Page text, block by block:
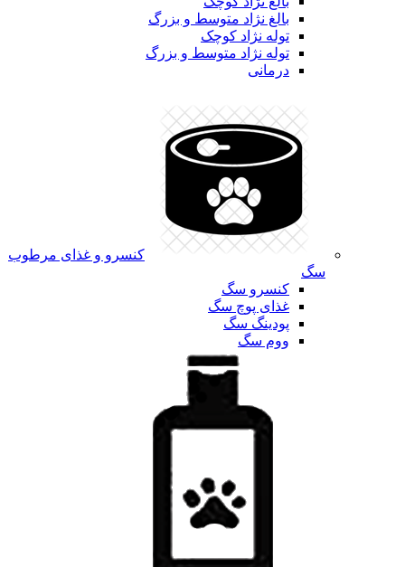
بالغ نژاد متوسط و بزرگ
توله نژاد کوچک
توله نژاد متوسط و بزرگ
درمانی
کنسرو و غذای مرطوب
سگ
کنسرو سگ
غذای پوچ سگ
پودینگ سگ
ووم سگ